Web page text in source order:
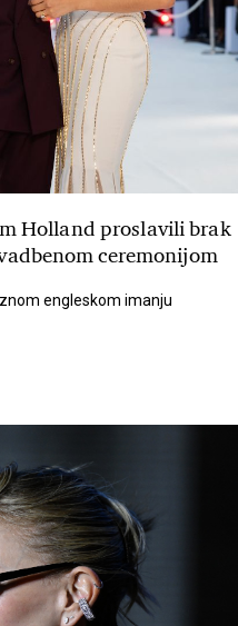
Holland proslavili brak
ceremonijom
engleskom imanju